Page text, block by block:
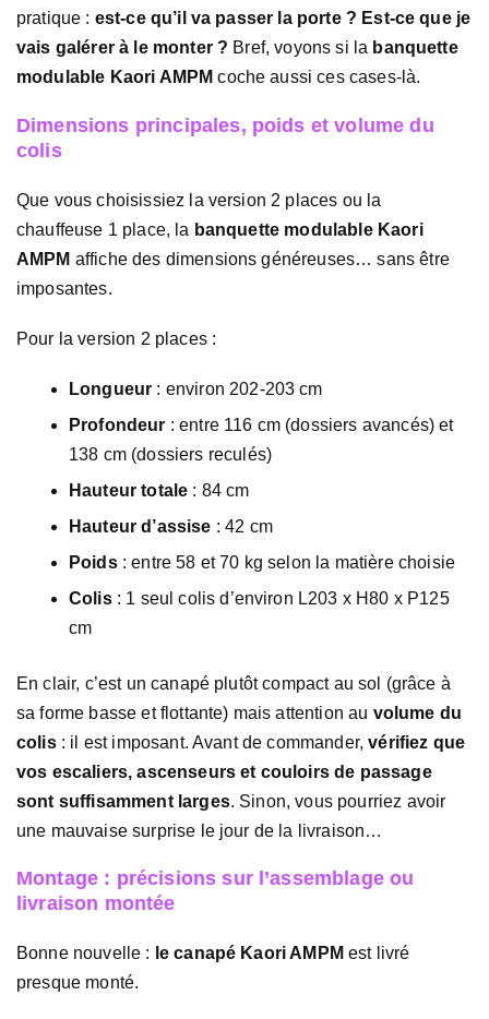
pratique : est-ce qu’il va passer la porte ? Est-ce que je
vais galérer à le monter ? Bref, voyons si la banquette
modulable Kaori AMPM coche aussi ces cases-là.
Dimensions principales, poids et volume du
colis
Que vous choisissiez la version 2 places ou la
chauffeuse 1 place, la banquette modulable Kaori
AMPM affiche des dimensions généreuses… sans être
imposantes.
Pour la version 2 places :
Longueur : environ 202-203 cm
Profondeur : entre 116 cm (dossiers avancés) et
138 cm (dossiers reculés)
Hauteur totale : 84 cm
Hauteur d’assise : 42 cm
Poids: entre 58 et 70 kg selon la matière choisie
Colis: 1 seul colis d’environ L203 x H80 x P125
cm
En clair, c’est un canapé plutôt compact au sol (grâce à
sa forme basse et flottante) mais attention au volume du
colis: il est imposant. Avant de commander,vérifiez que
vos escaliers, ascenseurs et couloirs de passage
sont suffisamment larges. Sinon, vous pourriez avoir
une mauvaise surprise le jour de la livraison…
Montage : précisions sur l’assemblage ou
livraison montée
Bonne nouvelle : le canapé Kaori AMPM est livré
presque monté.